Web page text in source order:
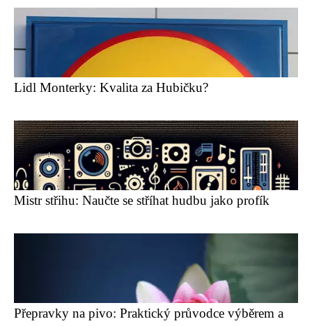
Lidl Monterky: Kvalita za Hubičku?
Mistr střihu: Naučte se stříhat hudbu jako profík
Přepravky na pivo: Praktický průvodce výběrem a